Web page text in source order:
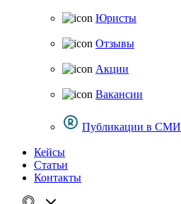
Юристы
Отзывы
Акции
Вакансии
Публикации в СМИ
Кейсы
Статьи
Контакты